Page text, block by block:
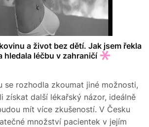
a život bez dětí. Jak jsem řekla
hledala léčbu v zahraničí
se rozhodla zkoumat jiné možnosti,
získat další lékařský názor, ideálně
mít více zkušeností. V Česku
množství pacientek v jejím